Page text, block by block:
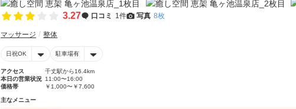
3.27 口コミ 1件 写真 8枚
マッサージ 整体
日祝OK 駐車場有
アクセス
千丈駅から16.4km
本日の営業状況 11:00〜16:00
価格帯
￥1,000〜￥7,600
主なメニュー